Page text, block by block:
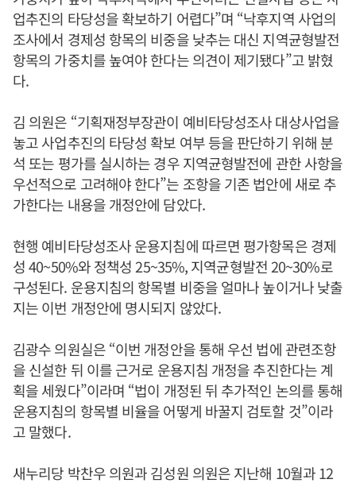
업추진의 타당성을 확보하기 어렵다”며 “낙후지역 사업의
조사에서 경제성 항목의 비중을 낮추는 대신 지역균형발전
항목의 가중치를 높여야 한다는 의견이 제기됐다”고 밝혔
다.
김 의원은 “기획재정부장관이 예비타당성조사 대상사업을
놓고 사업추진의 타당성 확보 여부 등을 판단하기 위해 분
석 또는 평가를 실시하는 경우 지역균형발전에 관한 사항을
우선적으로 고려해야 한다”는 조항을 기존 법안에 새로 추
가한다는 내용을 개정안에 담았다.
현행 예비타당성조사 운용지침에 따르면 평가항목은 경제
성 40~50%와 정책성 25~35%, 지역균형발전 20~30%로
구성된다. 운용지침의 항목별 비중을 얼마나 높이거나 낮출
지는 이번 개정안에 명시되지 않았다.
김광수 의원실은 “이번 개정안을 통해 우선 법에 관련조항
을 신설한 뒤 이를 근거로 운용지침 개정을 추진한다는 계
획을 세웠다”이라며 “법이 개정된 뒤 추가적인 논의를 통해
운용지침의 항목별 비율을 어떻게 바꿀지 검토할 것”이라
고 말했다.
새누리당 박찬우 의원과 김성원 의원은 지난해 10월과 12